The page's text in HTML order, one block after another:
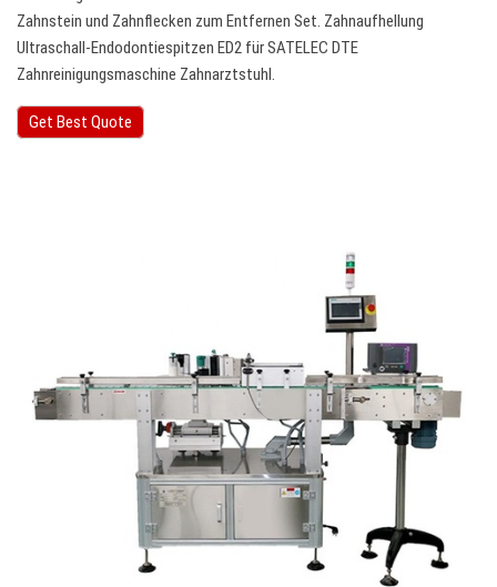
Zahnstein und Zahnflecken zum Entfernen Set. Zahnaufhellung
Ultraschall-Endodontiespitzen ED2 für SATELEC DTE
Zahnreinigungsmaschine Zahnarztstuhl.
Get Best Quote